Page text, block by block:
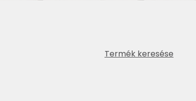
Termék keresése